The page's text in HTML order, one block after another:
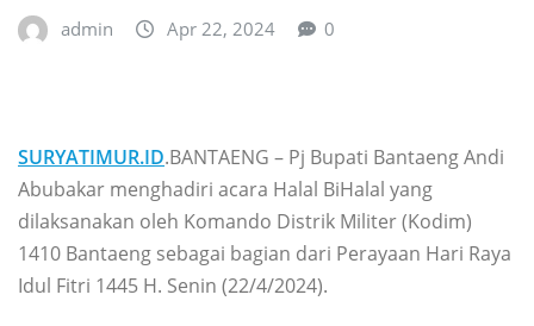
admin Apr 22, 2024 0
SURYATIMUR.ID.BANTAENG – Pj Bupati Bantaeng Andi
Abubakar menghadiri acara Halal BiHalal yang
dilaksanakan oleh Komando Distrik Militer (Kodim)
1410 Bantaeng sebagai bagian dari Perayaan Hari Raya
Idul Fitri 1445 H. Senin (22/4/2024).